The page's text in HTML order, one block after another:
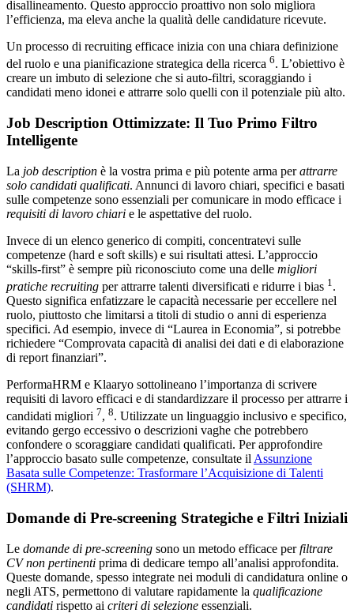
disallineamento. Questo approccio proattivo non solo migliora
l’efficienza, ma eleva anche la qualità delle candidature ricevute.
Un processo di recruiting efficace inizia con una chiara definizione
del ruolo e una pianificazione strategica della ricerca 6. L’obiettivo è
creare un imbuto di selezione che si auto-filtri, scoraggiando i
candidati meno idonei e attrarre solo quelli con il potenziale più alto.
Job Description Ottimizzate: Il Tuo Primo Filtro
Intelligente
La job description è la vostra prima e più potente arma perattrarre
solo candidati qualificati. Annunci di lavoro chiari, specifici e basati
sulle competenze sono essenziali per comunicare in modo efficace i
requisiti di lavoro chiari e le aspettative del ruolo.
Invece di un elenco generico di compiti, concentratevi sulle
competenze (hard e soft skills) e sui risultati attesi. L’approccio
“skills-first” è sempre più riconosciuto come una delle migliori
pratiche recruiting per attrarre talenti diversificati e ridurre i bias 1 .
Questo significa enfatizzare le capacità necessarie per eccellere nel
ruolo, piuttosto che limitarsi a titoli di studio o anni di esperienza
specifici. Ad esempio, invece di “Laurea in Economia”, si potrebbe
richiedere “Comprovata capacità di analisi dei dati e di elaborazione
di report finanziari”.
PerformaHRM e Klaaryo sottolineano l’importanza di scrivere
requisiti di lavoro efficaci e di standardizzare il processo per attrarre i
candidati migliori 7, 8. Utilizzate un linguaggio inclusivo e specifico,
evitando gergo eccessivo o descrizioni vaghe che potrebbero
confondere o scoraggiare candidati qualificati. Per approfondire
l’approccio basato sulle competenze, consultate il Assunzione
Basata sulle Competenze: Trasformare l’Acquisizione di Talenti
(SHRM).
Domande di Pre-screening Strategiche e Filtri Iniziali
Le domande di pre-screening sono un metodo efficace perfiltrare
CV non pertinenti prima di dedicare tempo all’analisi approfondita.
Queste domande, spesso integrate nei moduli di candidatura online o
negli ATS, permettono di valutare rapidamente la qualificazione
candidati rispetto ai criteri di selezione essenziali.